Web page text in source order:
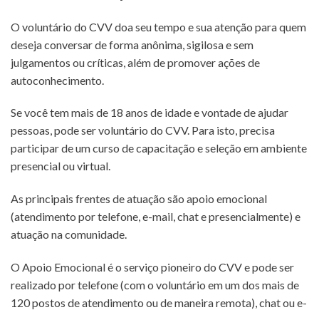
O voluntário do CVV doa seu tempo e sua atenção para quem
deseja conversar de forma anônima, sigilosa e sem
julgamentos ou críticas, além de promover ações de
autoconhecimento.
Se você tem mais de 18 anos de idade e vontade de ajudar
pessoas, pode ser voluntário do CVV. Para isto, precisa
participar de um curso de capacitação e seleção em ambiente
presencial ou virtual.
As principais frentes de atuação são apoio emocional
(atendimento por telefone, e-mail, chat e presencialmente) e
atuação na comunidade.
O Apoio Emocional é o serviço pioneiro do CVV e pode ser
realizado por telefone (com o voluntário em um dos mais de
120 postos de atendimento ou de maneira remota), chat ou e-